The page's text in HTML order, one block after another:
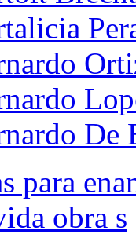
De
para
obra s